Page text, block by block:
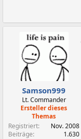
Samson999
Lt. Commander
Ersteller dieses
Themas
Registriert
Nov. 2008
Beiträge
1.630